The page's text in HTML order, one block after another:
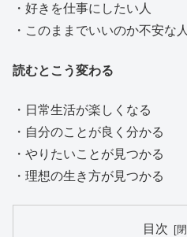
・好きを仕事にしたい人
・このままでいいのか不安な人
読むとこう変わる
・日常生活が楽しくなる
・自分のことが良く分かる
・やりたいことが見つかる
・理想の生き方が見つかる
目次